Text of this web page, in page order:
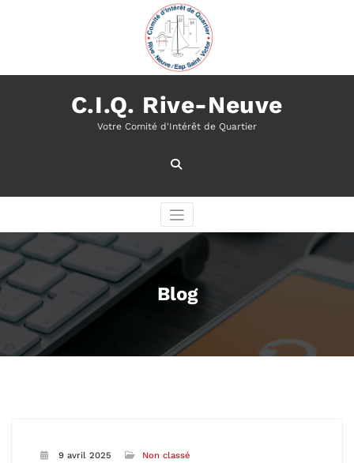
C.I.Q. Rive-Neuve
Votre Comité d'Intérêt de Quartier
Blog
9 avril 2025 Non classé